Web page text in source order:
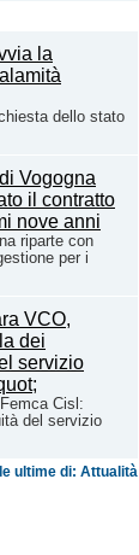
dello stato
riparte con
per i
Cisl:
del servizio
ultime di: Attualità